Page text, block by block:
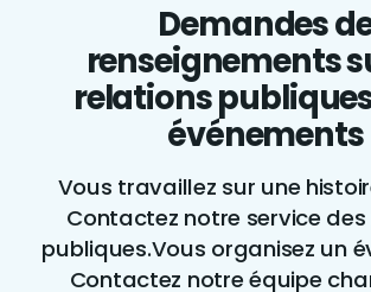
Demandes
renseignements
relations
événements
Vous travaillez sur une
Contactez notre service
publiques.Vous organisez un
Contactez notre équipe